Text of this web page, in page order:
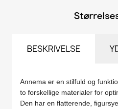
BESKRIVELSE
Annema er en stilfuld og
to forskellige materialer for
Den har en flatterende,